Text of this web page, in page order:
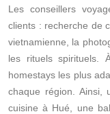
Les conseillers
clients : recherche de
vietnamienne, la
les rituels spirituels.
homestays les plus
chaque région. Ainsi,
cuisine à Hué, une